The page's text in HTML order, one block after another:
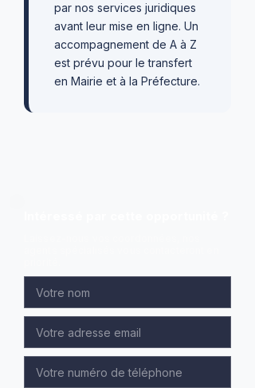
par nos services juridiques
avant leur mise en ligne. Un
accompagnement de A à Z
est prévu pour le transfert
en Mairie et à la Préfecture.